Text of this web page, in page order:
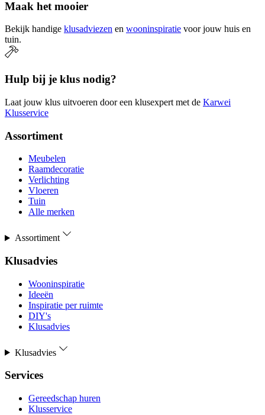
Maak het mooier
Bekijk handige klusadviezen en wooninspiratie voor jouw huis en
tuin.
Hulp bij je klus nodig?
Laat jouw klus uitvoeren door een klusexpert met de Karwei
Klusservice
Assortiment
Meubelen
Raamdecoratie
Verlichting
Vloeren
Tuin
Alle merken
Assortiment
Klusadvies
Wooninspiratie
Ideeën
Inspiratie per ruimte
DIY's
Klusadvies
Klusadvies
Services
Gereedschap huren
Klusservice